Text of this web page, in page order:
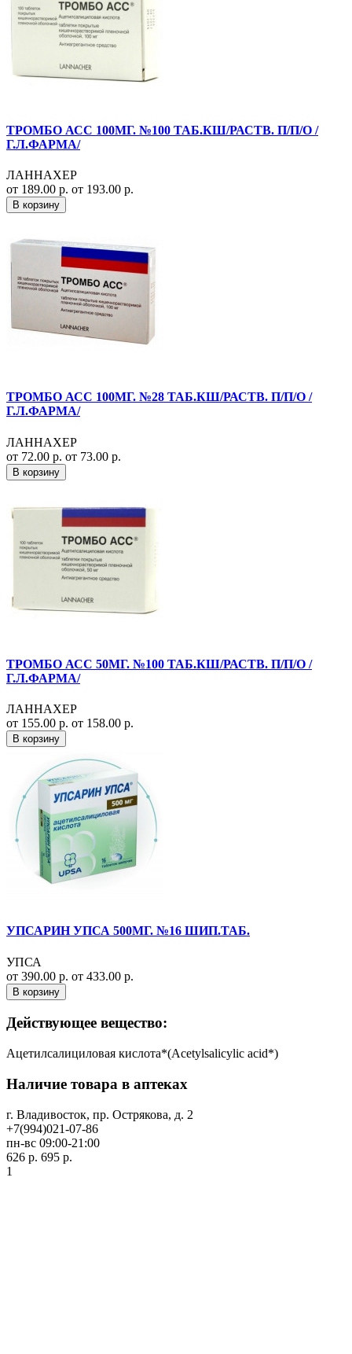
ТРОМБО АСС 100МГ. №100 ТАБ.КШ/РАСТВ. П/П/О /
Г.Л.ФАРМА/
ЛАННАХЕР
от 189.00 р. от 193.00 р.
В корзину
ТРОМБО АСС 100МГ. №28 ТАБ.КШ/РАСТВ. П/П/О /
Г.Л.ФАРМА/
ЛАННАХЕР
от 72.00 р. от 73.00 р.
В корзину
ТРОМБО АСС 50МГ. №100 ТАБ.КШ/РАСТВ. П/П/О /
Г.Л.ФАРМА/
ЛАННАХЕР
от 155.00 р. от 158.00 р.
В корзину
УПСАРИН УПСА 500МГ. №16 ШИП.ТАБ.
УПСА
от 390.00 р. от 433.00 р.
В корзину
Действующее вещество:
Ацетилсалициловая кислота*(Acetylsalicylic acid*)
Наличие товара в аптеках
г. Владивосток, пр. Острякова, д. 2
+7(994)021-07-86
пн-вс 09:00-21:00
626 р. 695 р.
1